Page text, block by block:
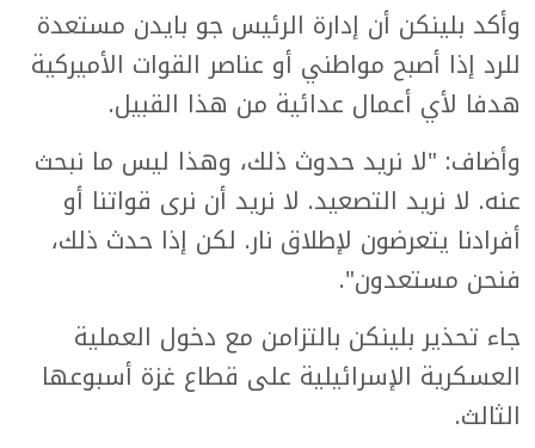
وأكد بلينكن أن إدارة الرئيس جو بايدن مستعدة
للرد إذا أصبح مواطني أو عناصر القوات الأميركية
هدفا لأي أعمال عدائية من هذا القبيل.
وأضاف: "لا نريد حدوث ذلك، وهذا ليس ما نبحث
عنه. لا نريد التصعيد. لا نريد أن نرى قواتنا أو
أفرادنا يتعرضون لإطلاق نار. لكن إذا حدث ذلك،
فنحن مستعدون".
جاء تحذير بلينكن بالتزامن مع دخول العملية
العسكرية الإسرائيلية على قطاع غزة أسبوعها
الثالث.